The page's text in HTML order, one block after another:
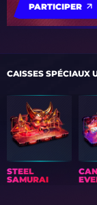
PARTICIPER
CAISSES SPÉCIAUX
STEEL
SAMURAI